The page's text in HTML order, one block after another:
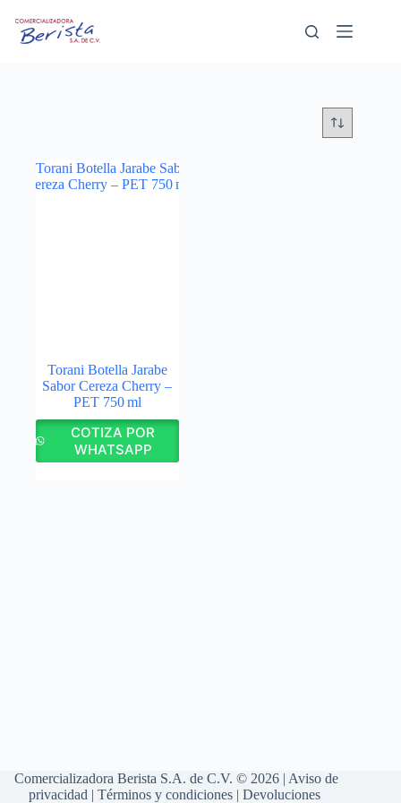
contenido
Torani Botella Jarabe
Sabor Cereza Cherry –
PET 750 ml
COTIZA POR
WHATSAPP
Comercializadora Berista S.A. de C.V. © 2026 | Aviso de
privacidad |Términos y condiciones |Devoluciones